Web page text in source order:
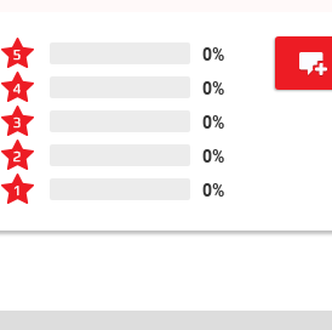
0%
0%
0%
0%
0%